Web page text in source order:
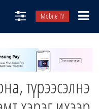
Mobile TV
түрээсэлнэ